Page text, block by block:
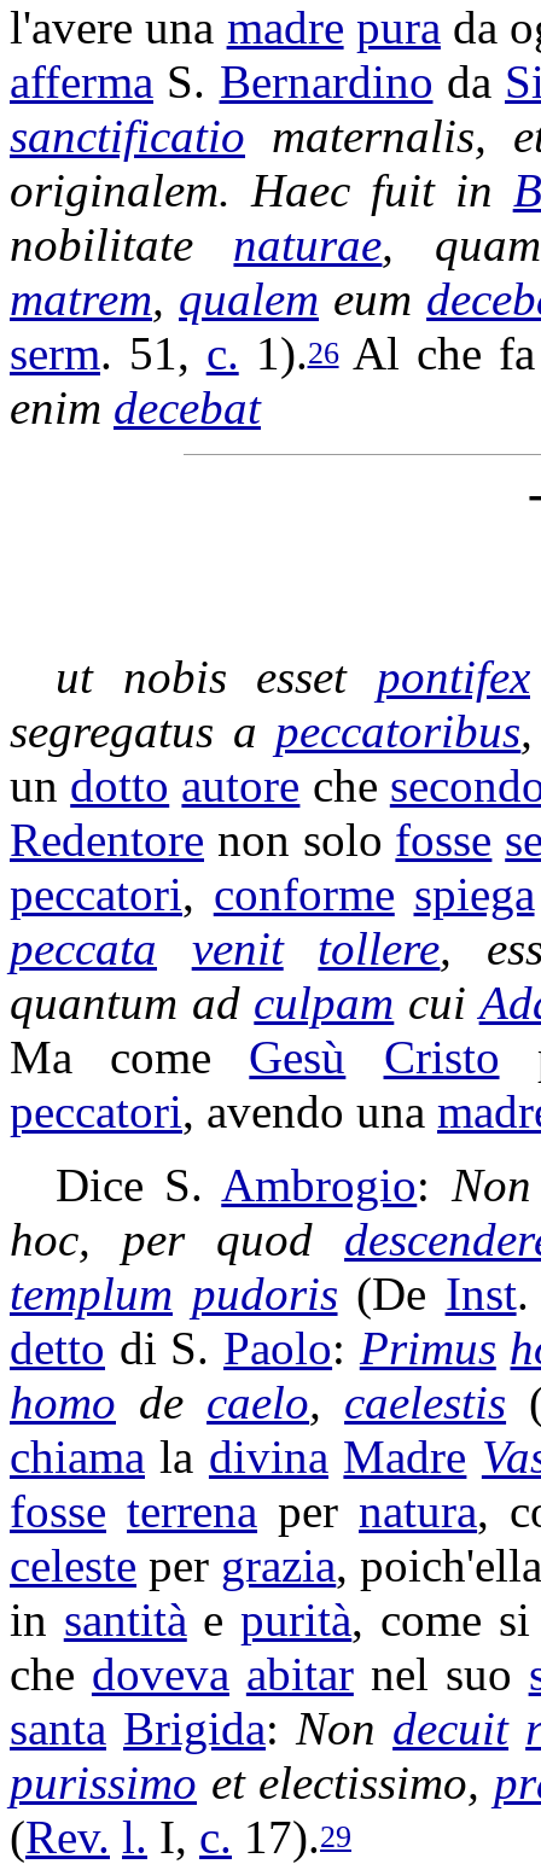
l'avere una madre pura da
afferma S. Bernardino da
sanctificatio maternalis,
originalem. Haec fuit in
nobilitate
naturae,
matrem, qualem eum
serm. 51, c. 1).26Al che
enim decebat
ut nobis esset pontifex
segregatus a peccatoribus
un dotto autore che
Redentore non solo fosse
peccatori, conforme spiega
peccata
venit tollere,
quantum ad culpam cui
Ma come Gesù Cristo
peccatori, avendo una
Dice S. Ambrogio:
hoc, per quod
templum pudoris (De Inst
detto di S. Paolo: Primus
homo de caelo, caelestis
chiama la divina Madre
fosse terrena pernatura,
celeste per grazia,
in santità epurità, come
che doveva abitarnel suo
santa Brigida:Non decuit
purissimo et electissimo,
(Rev. l. I, c. 17).29